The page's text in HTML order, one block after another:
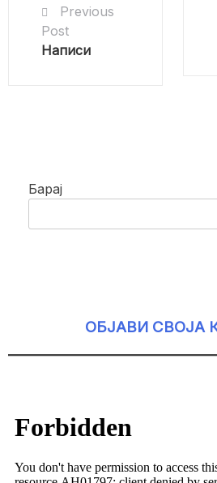
may
Previous
Post
Написи
Барај
ОБЈАВИ СВОЈА